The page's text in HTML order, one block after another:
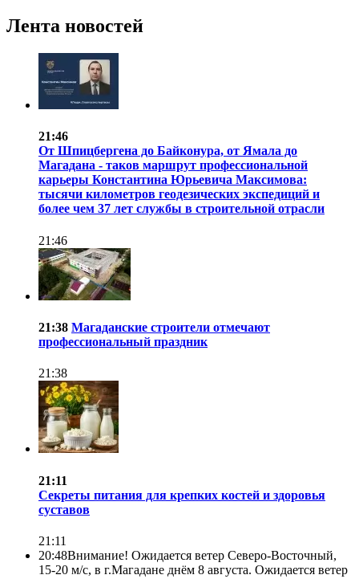
Лента новостей
21:46
От Шпицбергена до Байконура, от Ямала до
Магадана - таков маршрут профессиональной
карьеры Константина Юрьевича Максимова:
тысячи километров геодезических экспедиций и
более чем 37 лет службы в строительной отрасли
21:46
21:38 Магаданские строители отмечают
профессиональный праздник
21:38
21:11
Секреты питания для крепких костей и здоровья
суставов
21:11
20:48Внимание! Ожидается ветер Северо-Восточный,
15-20 м/с, в г.Магадане днём 8 августа. Ожидается ветер